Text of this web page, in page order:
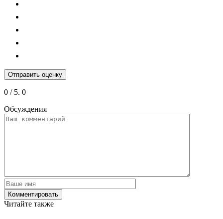
Отправить оценку
0 / 5. 0
Обсуждения
Читайте также